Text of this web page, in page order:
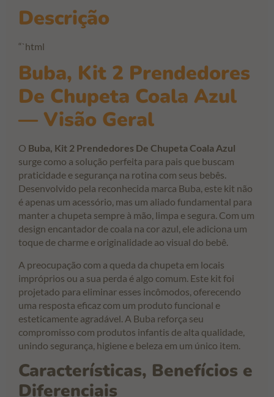
Descrição
“`html
Buba, Kit 2 Prendedores
De Chupeta Coala Azul
— Visão Geral
O Buba, Kit 2 Prendedores De Chupeta Coala Azul
surge como a solução perfeita para pais que buscam
praticidade e segurança na rotina com seus bebês.
Desenvolvido pela reconhecida marca Buba, este kit não
é apenas um acessório, mas um aliado fundamental para
manter a chupeta sempre à mão, limpa e segura. Com um
design encantador de coala na cor azul, ele adiciona um
toque de charme e originalidade ao visual do bebê.
A preocupação com a queda da chupeta em locais
impróprios ou a sua perda é algo comum. Este kit foi
projetado para eliminar esses incômodos, oferecendo
uma resposta eficaz com um produto funcional e
esteticamente agradável. A Buba reforça seu
compromisso com produtos infantis de alta qualidade,
unindo segurança, higiene e beleza em um único item.
Características, Benefícios e
Diferenciais